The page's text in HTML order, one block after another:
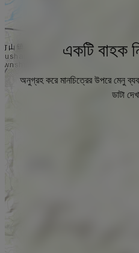
একটি বাহক
অনুগ্রহ করে মানচিত্রের উপরে মেনু
ডাটা